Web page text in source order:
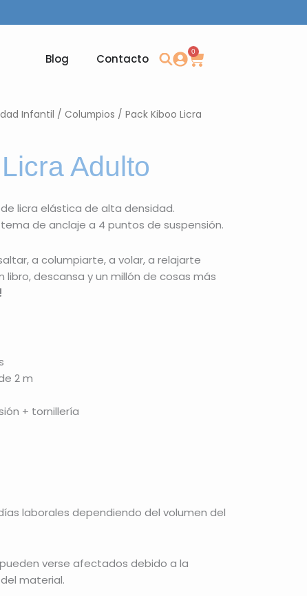
Blog Contacto
0
Carrito
Infantil / Columpios / Pack Kiboo Licra
Adulto
licra elástica de alta densidad.
de anclaje a 4 puntos de suspensión.
a columpiarte, a volar, a relajarte
descansa y un millón de cosas más
2 m
+ tornillería
laborales dependiendo del volumen del
verse afectados debido a la
material.